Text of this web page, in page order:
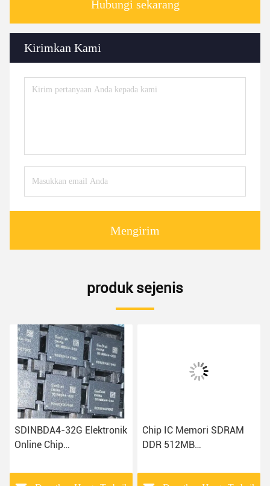
Hubungi sekarang
Kirimkan Kami
Mengirim
produk sejenis
SDINBDA4-32G Elektronik
Online Chip
IC Elektronik
Chip IC Memori SDRAM
DDR 512MB
18WE.4